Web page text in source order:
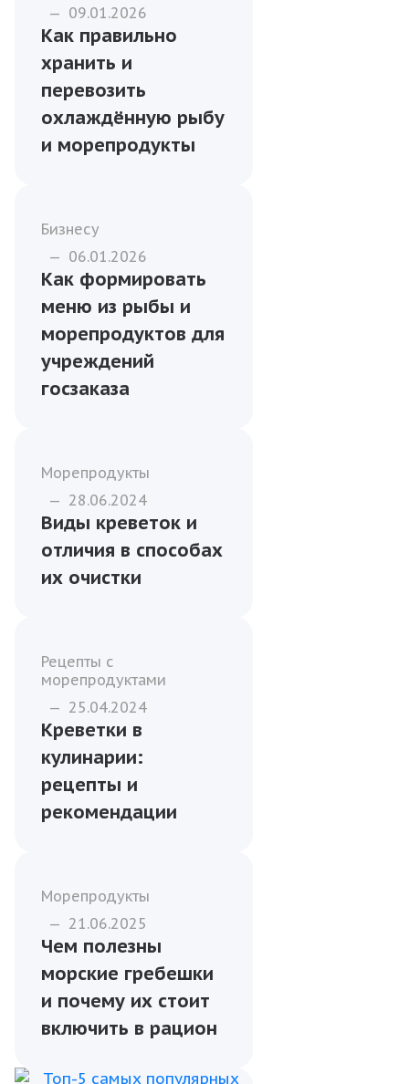
— 09.01.2026
Как правильно
хранить и
перевозить
охлаждённую рыбу
и морепродукты
Бизнесу
— 06.01.2026
Как формировать
меню из рыбы и
морепродуктов для
учреждений
госзаказа
Морепродукты
— 28.06.2024
Виды креветок и
отличия в способах
их очистки
Рецепты с
морепродуктами
— 25.04.2024
Креветки в
кулинарии:
рецепты и
рекомендации
Морепродукты
— 21.06.2025
Чем полезны
морские гребешки
и почему их стоит
включить в рацион